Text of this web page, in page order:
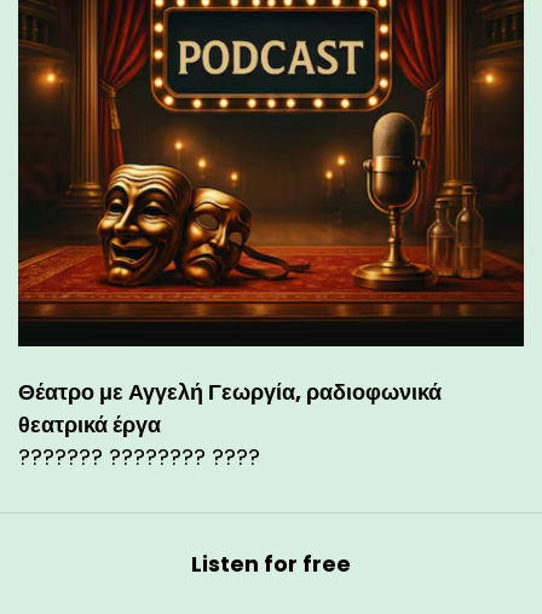
Θέατρο με Αγγελή Γεωργία, ραδιοφωνικά
θεατρικά έργα
??????? ???????? ????
Listen for free